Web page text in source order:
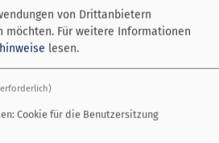
Vier stimmgewaltige Künstler
aus Uganda werden
Publikum mit geistlichen und
von Drittanbietern
möchten. Für weitere Informationen
lesen.
Cookie für die Benutzersitzung